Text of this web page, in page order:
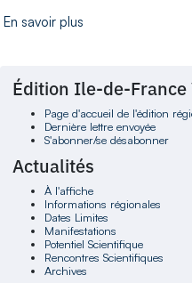
En savoir plus
Édition Ile-de-
Page d'accueil de l'édition
Dernière lettre envoyée
S'abonner/se désabonner
Actualités
À l'affiche
Informations régionales
Dates Limites
Manifestations
Potentiel Scientifique
Rencontres Scientifiques
Archives